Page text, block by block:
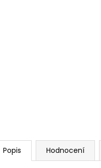
Popis Hodnocení